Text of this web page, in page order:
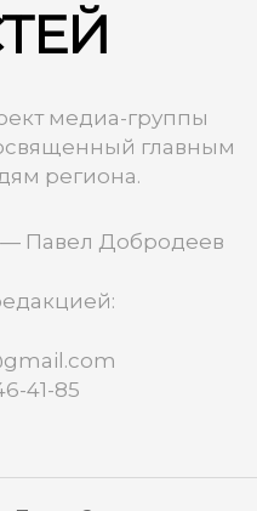
медиа-группы
главным
региона.
— Павел Добродеев
41-85